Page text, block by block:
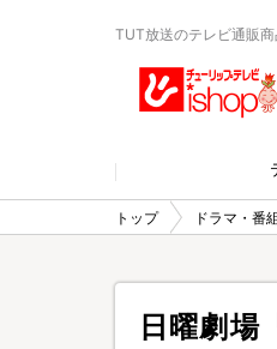
TUT放送のテレビ通販
トップ ドラマ・番
日曜劇場